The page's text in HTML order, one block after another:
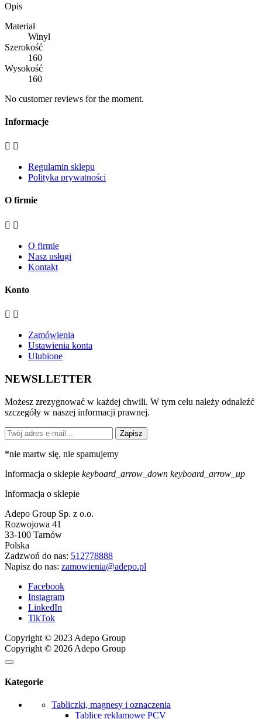
Opis
Materiał
Winyl
Szerokość
160
Wysokość
160
No customer reviews for the moment.
Informacje
 
Regulamin sklepu
Polityka prywatności
O firmie
 
O firmie
Nasz usługi
Kontakt
Konto
 
Zamówienia
Ustawienia konta
Ulubione
NEWSLLETTER
Możesz zrezygnować w każdej chwili. W tym celu należy odnaleźć
szczegóły w naszej informacji prawnej.
Zapisz
*nie martw się, nie spamujemy
Informacja o sklepie keyboard_arrow_down keyboard_arrow_up
Informacja o sklepie
Adepo Group Sp. z o.o.
Rozwojowa 41
33-100 Tarnów
Polska
Zadzwoń do nas: 512778888
Napisz do nas: zamowienia@adepo.pl
Facebook
Instagram
LinkedIn
TikTok
Copyright © 2023 Adepo Group
Copyright © 2026 Adepo Group
Kategorie
Tabliczki, magnesy i oznaczenia
Tablice reklamowe PCV